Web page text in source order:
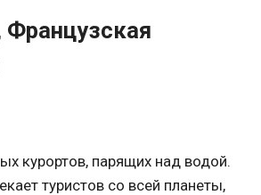
Французская
курортов, парящих над водой.
туристов со всей планеты,